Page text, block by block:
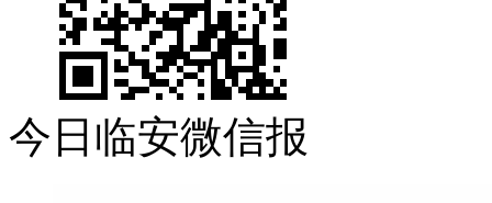
今日临安微信报